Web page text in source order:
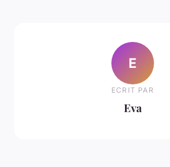
E
ECRIT PAR
Eva